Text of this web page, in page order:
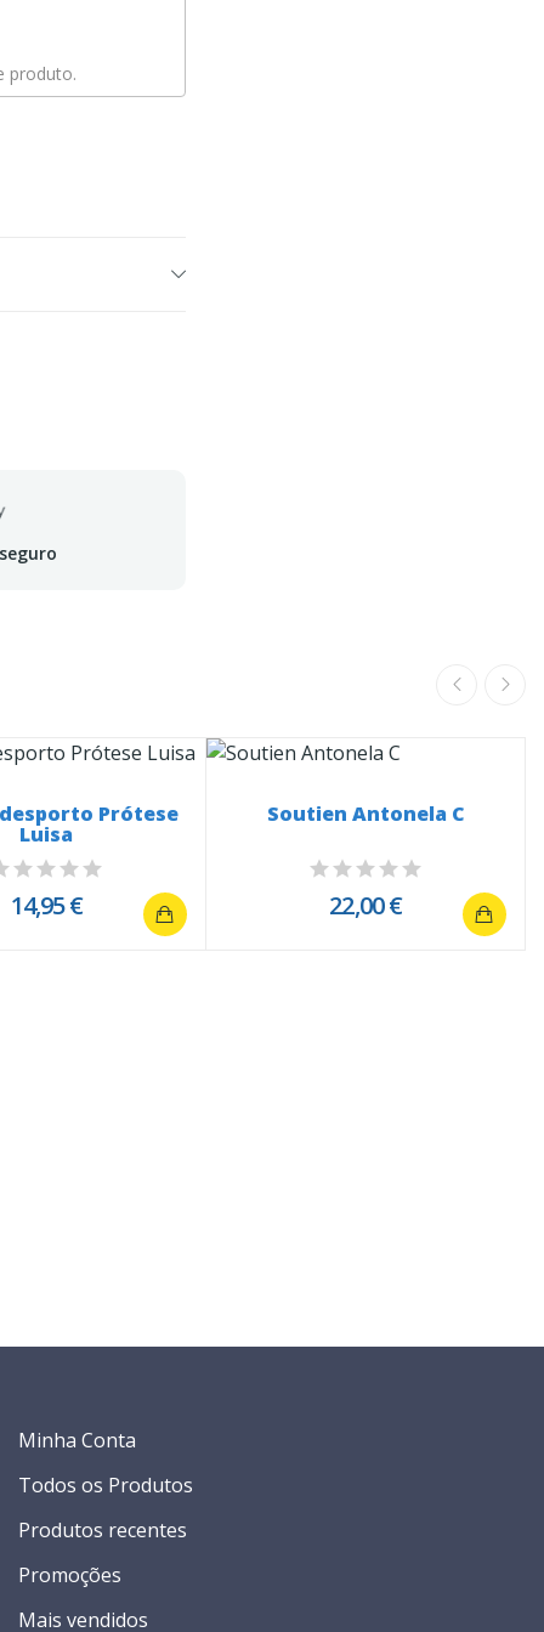
produto.
Prótese
Luisa
14,95 €
Soutien Antonela C
22,00 €
Minha Conta
Todos os Produtos
Produtos recentes
Promoções
Mais vendidos